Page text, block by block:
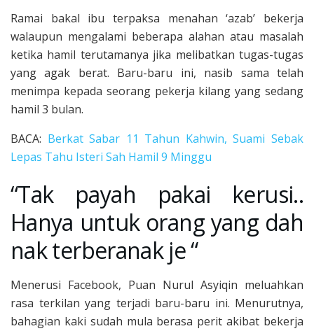
Ramai bakal ibu terpaksa menahan ‘azab’ bekerja
walaupun mengalami beberapa alahan atau masalah
ketika hamil terutamanya jika melibatkan tugas-tugas
yang agak berat. Baru-baru ini, nasib sama telah
menimpa kepada seorang pekerja kilang yang sedang
hamil 3 bulan.
BACA: Berkat Sabar 11 Tahun Kahwin, Suami Sebak
Lepas Tahu Isteri Sah Hamil 9 Minggu
“Tak payah pakai kerusi..
Hanya untuk orang yang dah
nak terberanak je “
Menerusi Facebook, Puan Nurul Asyiqin meluahkan
rasa terkilan yang terjadi baru-baru ini. Menurutnya,
bahagian kaki sudah mula berasa perit akibat bekerja